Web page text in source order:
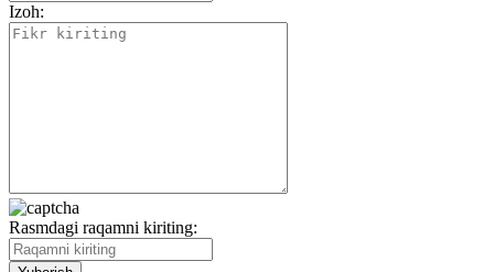
Izoh:
Rasmdagi raqamni kiriting: